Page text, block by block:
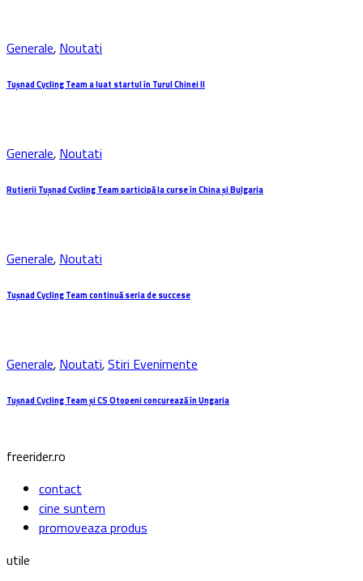
Generale, Noutati
Tuşnad Cycling Team a luat startul în Turul Chinei II
Generale, Noutati
Rutierii Tuşnad Cycling Team participă la curse în China şi Bulgaria
Generale, Noutati
Tușnad Cycling Team continuă seria de succese
Generale, Noutati,Stiri Evenimente
Tuşnad Cycling Team și CS Otopeni concurează în Ungaria
freerider.ro
contact
cine suntem
promoveaza produs
utile